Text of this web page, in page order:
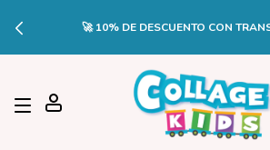
🚀 10% DE DESCUENTO CON